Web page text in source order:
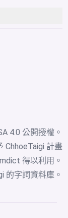
4.0 公開授權。
ChhoeTaigi 計畫
得以利用。
的字詞資料庫。